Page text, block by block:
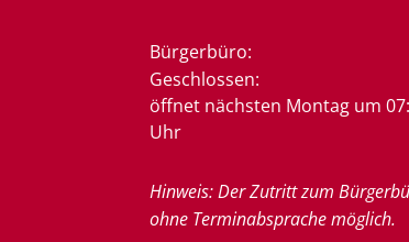
Bürgerbüro:
Klicken, um weitere Öffnungs-
Geschlossen:
öffnet nächsten Montag um
Uhr
Hinweis: Der Zutritt zum
ohne Terminabsprache möglich.